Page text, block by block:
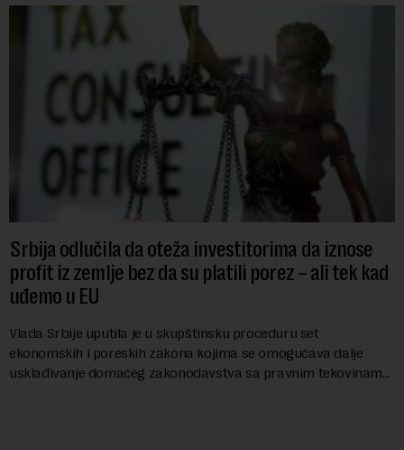
Srbija odlučila da oteža investitorima da iznose
profit iz zemlje bez da su platili porez – ali tek kad
uđemo u EU
Vlada Srbije uputila je u skupštinsku proceduru set
ekonomskih i poreskih zakona kojima se omogućava dalje
usklađivanje domaćeg zakonodavstva sa pravnim tekovinama